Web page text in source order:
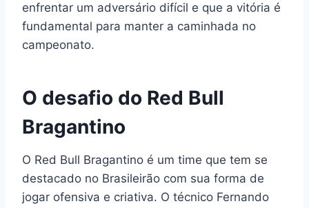
enfrentar um adversário difícil e que a vitória é
fundamental para manter a caminhada no
campeonato.
O desafio do Red Bull
Bragantino
O Red Bull Bragantino é um time que tem se
destacado no Brasileirão com sua forma de
jogar ofensiva e criativa. O técnico Fernando